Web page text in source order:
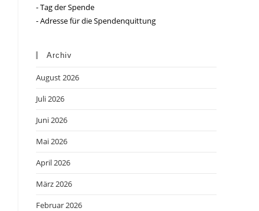
- Tag der Spende
- Adresse für die Spendenquittung
Archiv
August 2026
Juli 2026
Juni 2026
Mai 2026
April 2026
März 2026
Februar 2026